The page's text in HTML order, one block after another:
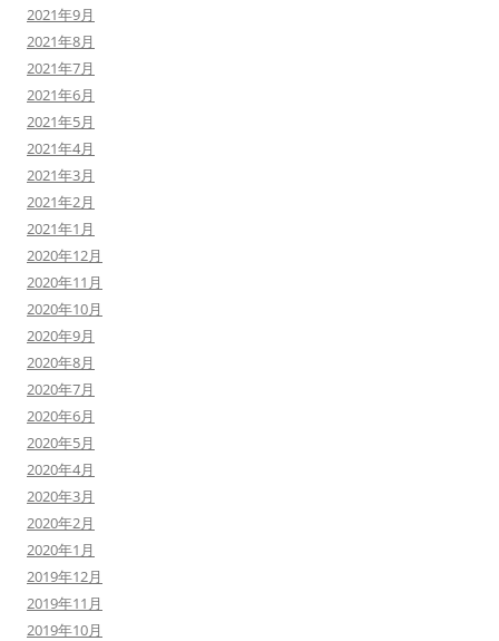
2021年9月
2021年8月
2021年7月
2021年6月
2021年5月
2021年4月
2021年3月
2021年2月
2021年1月
2020年12月
2020年11月
2020年10月
2020年9月
2020年8月
2020年7月
2020年6月
2020年5月
2020年4月
2020年3月
2020年2月
2020年1月
2019年12月
2019年11月
2019年10月